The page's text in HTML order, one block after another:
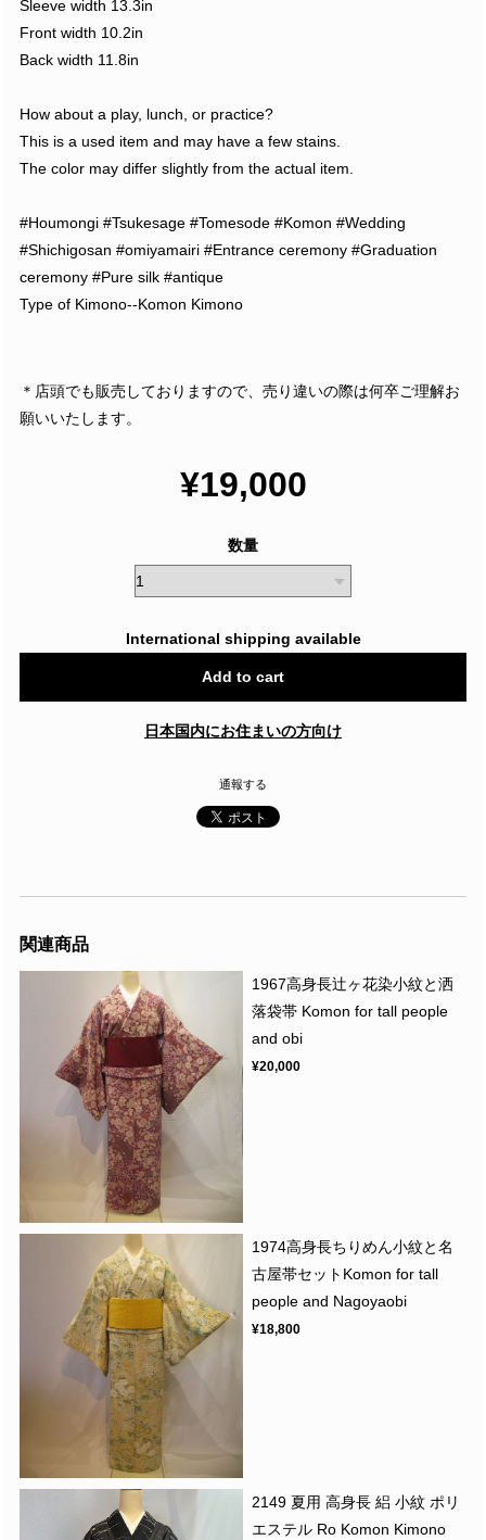
Sleeve width 13.3in
Front width 10.2in
Back width 11.8in
How about a play, lunch, or practice?
This is a used item and may have a few stains.
The color may differ slightly from the actual item.
#Houmongi #Tsukesage #Tomesode #Komon #Wedding
#Shichigosan #omiyamairi #Entrance ceremony #Graduation
ceremony #Pure silk #antique
Type of Kimono--Komon Kimono
＊店頭でも販売しておりますので、売り違いの際は何卒ご理解お
願いいたします。
¥19,000
数量
International shipping available
Add to cart
日本国内にお住まいの方向け
通報する
関連商品
1967高身長辻ヶ花染小紋と洒
落袋帯 Komon for tall people
and obi
¥20,000
1974高身長ちりめん小紋と名
古屋帯セットKomon for tall
people and Nagoyaobi
¥18,800
2149 夏用 高身長 絽 小紋 ポリ
エステル Ro Komon Kimono